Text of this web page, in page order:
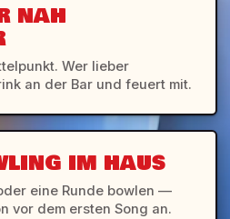
NAH
Wer lieber
an der Bar und feuert mit.
IM HAUS
eine Runde bowlen —
vor dem ersten Song an.